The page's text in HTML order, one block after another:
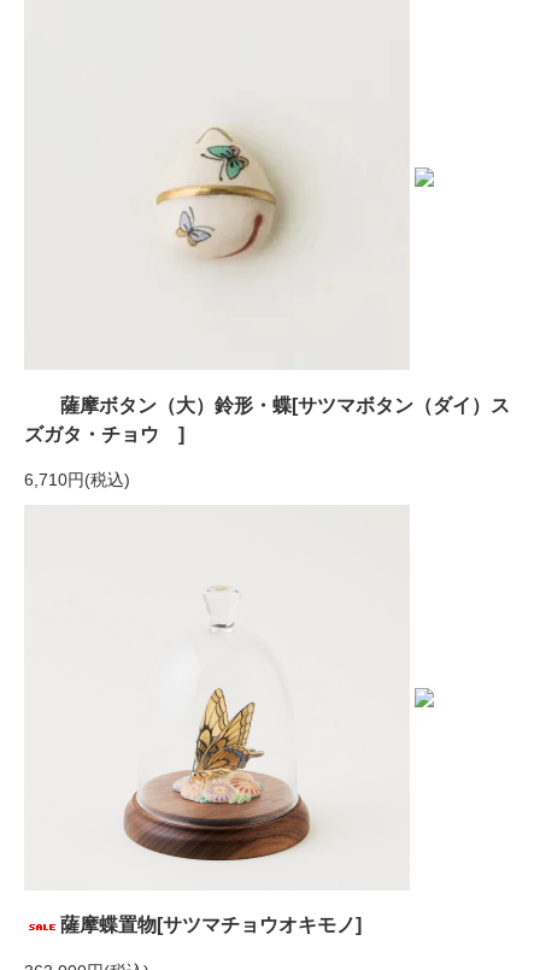
薩摩ボタン（大）鈴形・蝶[サツマボタン（ダイ）ス
ズガタ・チョウ ]
6,710円(税込)
薩摩蝶置物[サツマチョウオキモノ]